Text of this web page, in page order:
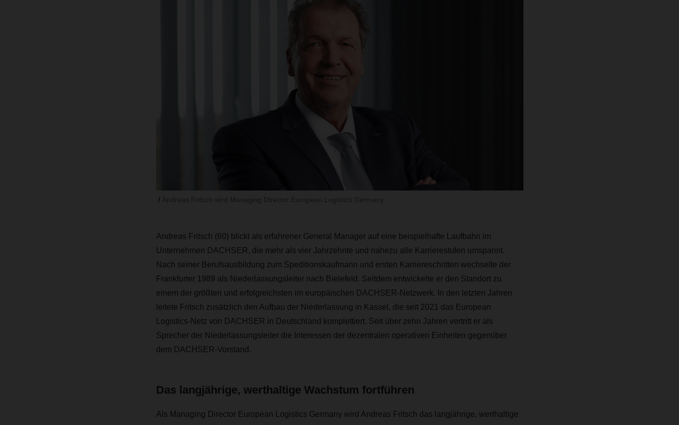
Andreas Fritsch (60) blickt als erfahrener General Manager auf eine beispielhafte Laufbahn im
Unternehmen DACHSER, die mehr als vier Jahrzehnte und nahezu alle Karrierestufen umspannt.
Nach seiner Berufsausbildung zum Speditionskaufmann und ersten Karriereschritten wechselte der
Frankfurter 1989 als Niederlassungsleiter nach Bielefeld. Seitdem entwickelte er den Standort zu
einem der größten und erfolgreichsten im europäischen DACHSER-Netzwerk. In den letzten Jahren
leitete Fritsch zusätzlich den Aufbau der Niederlassung in Kassel, die seit 2021 das European
Logistics-Netz von DACHSER in Deutschland komplettiert. Seit über zehn Jahren vertritt er als
Sprecher der Niederlassungsleiter die Interessen der dezentralen operativen Einheiten gegenüber
dem DACHSER-Vorstand.
Das langjährige, werthaltige Wachstum fortführen
Als Managing Director European Logistics Germany wird Andreas Fritsch das langjährige, werthaltige